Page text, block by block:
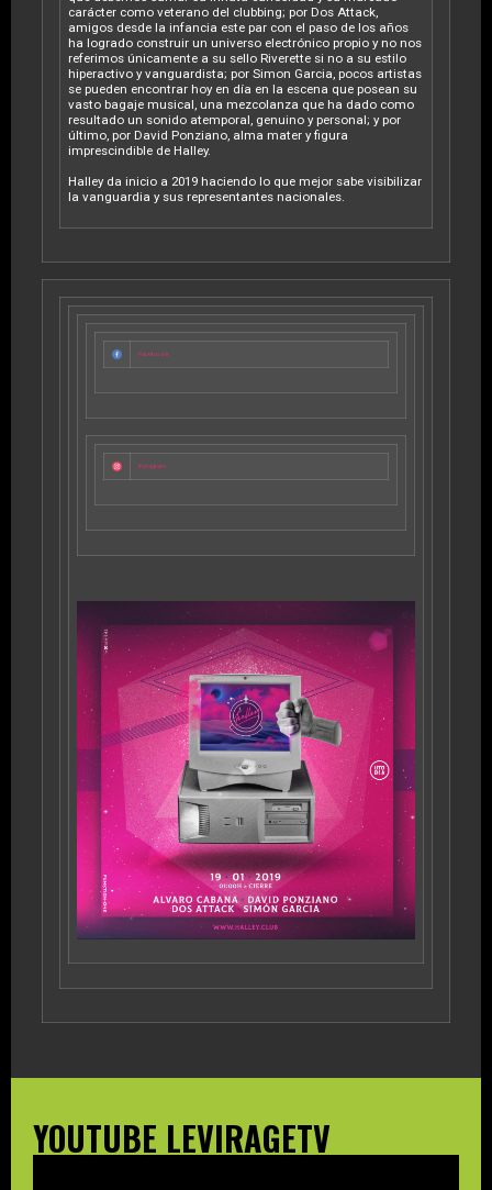
carácter como veterano del clubbing; por Dos Attack,
amigos desde la infancia este par con el paso de los años
ha logrado construir un universo electrónico propio y no nos
referimos únicamente a su sello Riverette si no a su estilo
hiperactivo y vanguardista; por Simon Garcia, pocos artistas
se pueden encontrar hoy en día en la escena que posean su
vasto bagaje musical, una mezcolanza que ha dado como
resultado un sonido atemporal, genuino y personal; y por
último, por David Ponziano, alma mater y figura
imprescindible de Halley.
Halley da inicio a 2019 haciendo lo que mejor sabe visibilizar
la vanguardia y sus representantes nacionales.
Facebook
Instagram
YOUTUBE LEVIRAGETV